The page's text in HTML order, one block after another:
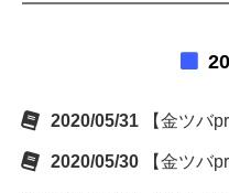
2020/05/31 【金ツバ
2020/05/30 【金ツバ